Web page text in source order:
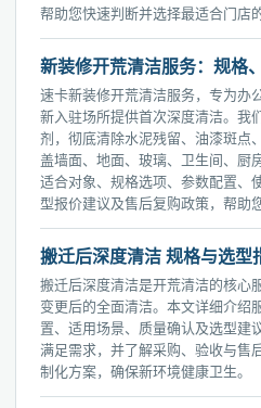
帮助您快速判断并选择最适合门店
新装修开荒清洁服务：规格
速卡新装修开荒清洁服务，专为办
新入驻场所提供首次深度清洁。我
剂，彻底清除水泥残留、油漆斑点
盖墙面、地面、玻璃、卫生间、厨
适合对象、规格选项、参数配置、
型报价建议及售后复购政策，帮助
搬迁后深度清洁 规格与选型
搬迁后深度清洁是开荒清洁的核心
变更后的全面清洁。本文详细介绍
置、适用场景、质量确认及选型建
满足需求，并了解采购、验收与售
制化方案，确保新环境健康卫生。